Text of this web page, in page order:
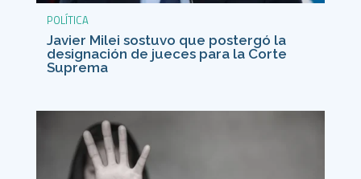
POLÍTICA
Javier Milei sostuvo que postergó la
designación de jueces para la Corte
Suprema